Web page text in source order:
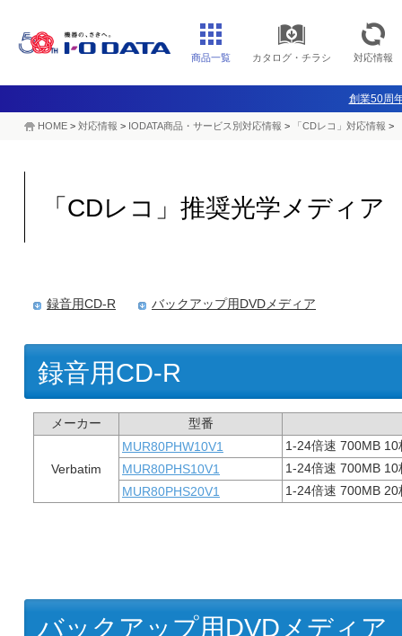
商品一覧 カタログ・チラシ 対応情報
創業50周
HOME > 対応情報 > IODATA商品・サービス別対応情報 > 「CDレコ」対応情報 >
「CDレコ」推奨光学メディア
録音用CD-R バックアップ用DVDメディア
録音用CD-R
メーカー 型番
Verbatim
MUR80PHW10V1
1-24倍速 700MB
MUR80PHS10V1
1-24倍速 700MB
MUR80PHS20V1
1-24倍速 700MB
バックアップ用DVDメディア